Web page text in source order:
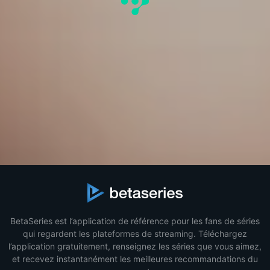
BetaSeries est l’application de référence pour les fans de séries
qui regardent les plateformes de streaming. Téléchargez
l’application gratuitement, renseignez les séries que vous aimez,
et recevez instantanément les meilleures recommandations du